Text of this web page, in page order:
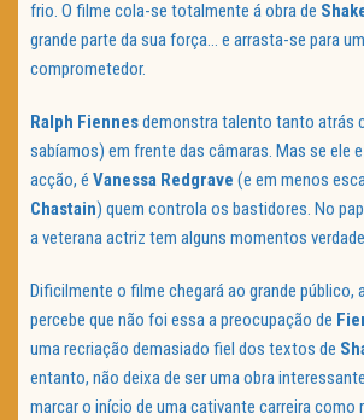
frio. O filme cola-se totalmente á obra de
grande parte da sua força… e arrasta-se para
comprometedor.
Ralph Fiennesdemonstra talento tanto atrás
sabíamos) em frente das câmaras. Mas se ele e
acção, é Vanessa Redgrave (e em menos
Chastain) quem controla os bastidores. No
a veterana actriz tem alguns momentos
Dificilmente o filme chegará ao grande público,
percebe que não foi essa a preocupação de
uma recriação demasiado fiel dos textos de
entanto, não deixa de ser uma obra
marcar o início de uma cativante carreira como